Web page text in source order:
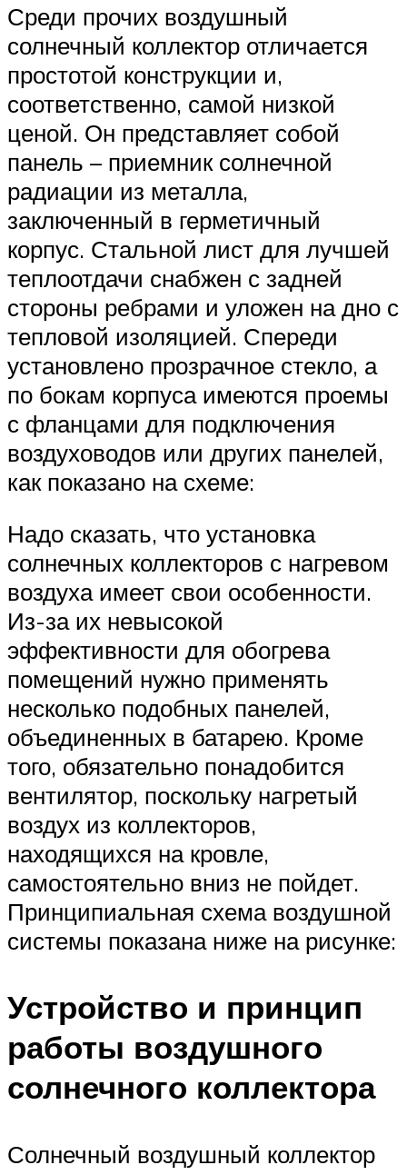
Среди прочих воздушный
солнечный коллектор отличается
простотой конструкции и,
соответственно, самой низкой
ценой. Он представляет собой
панель – приемник солнечной
радиации из металла,
заключенный в герметичный
корпус. Стальной лист для лучшей
теплоотдачи снабжен с задней
стороны ребрами и уложен на дно с
тепловой изоляцией. Спереди
установлено прозрачное стекло, а
по бокам корпуса имеются проемы
с фланцами для подключения
воздуховодов или других панелей,
как показано на схеме:
Надо сказать, что установка
солнечных коллекторов с нагревом
воздуха имеет свои особенности.
Из-за их невысокой
эффективности для обогрева
помещений нужно применять
несколько подобных панелей,
объединенных в батарею. Кроме
того, обязательно понадобится
вентилятор, поскольку нагретый
воздух из коллекторов,
находящихся на кровле,
самостоятельно вниз не пойдет.
Принципиальная схема воздушной
системы показана ниже на рисунке:
Устройство и принцип
работы воздушного
солнечного коллектора
Солнечный воздушный коллектор